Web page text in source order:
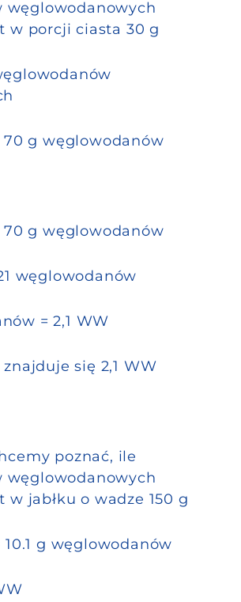
węglowodanowych
w porcji ciasta 30 g
70 g węglowodanów
70 g węglowodanów
węglowodanów
= 2,1 WW
się 2,1 WW
poznać, ile
węglowodanowych
w jabłku o wadze 150 g
10.1 g węglowodanów